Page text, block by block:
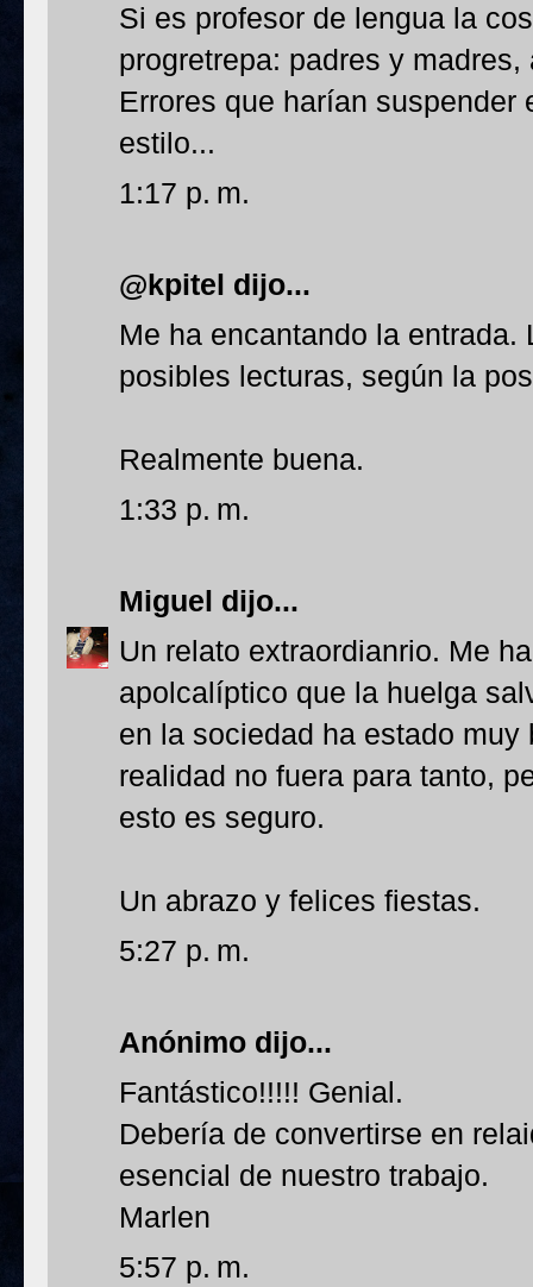
Si es profesor de lengua la
progretrepa: padres y
Errores que harían
estilo...
1:17 p. m.
@kpitel dijo...
Me ha encantando la
posibles lecturas, según la
Realmente buena.
1:33 p. m.
Miguel dijo...
Un relato extraordianrio. Me
apolcalíptico que la huelga
en la sociedad ha estado muy
realidad no fuera para tanto,
esto es seguro.
Un abrazo y felices fiestas.
5:27 p. m.
Anónimo dijo...
Fantástico!!!!! Genial.
Debería de convertirse en
esencial de nuestro trabajo.
Marlen
5:57 p. m.